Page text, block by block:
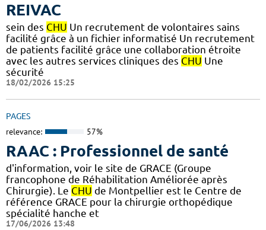
REIVAC
sein des CHU Un recrutement de volontaires sains
facilité grâce à un fichier informatisé Un recrutement
de patients facilité grâce une collaboration étroite
avec les autres services cliniques des CHU Une
sécurité
18/02/2026 15:25
PAGES
relevance: 57%
RAAC : Professionnel de santé
d'information, voir le site de GRACE (Groupe
francophone de Réhabilitation Améliorée après
Chirurgie). Le CHU de Montpellier est le Centre de
référence GRACE pour la chirurgie orthopédique
spécialité hanche et
17/06/2026 13:48